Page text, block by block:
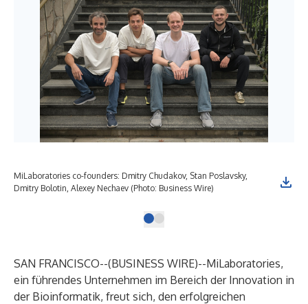
MiLaboratories co-founders: Dmitry Chudakov, Stan Poslavsky,
Dmitry Bolotin, Alexey Nechaev (Photo: Business Wire)
SAN FRANCISCO--(BUSINESS WIRE)--MiLaboratories,
ein führendes Unternehmen im Bereich der Innovation in
der Bioinformatik, freut sich, den erfolgreichen